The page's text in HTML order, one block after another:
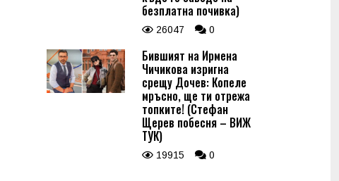
безплатна почивка)
26047 0
Бившият на Ирмена
Чичикова изригна
срещу Дочев: Копеле
мръсно, ще ти отрежа
топките! (Стефан
Щерев побесня – ВИЖ
ТУК)
19915 0